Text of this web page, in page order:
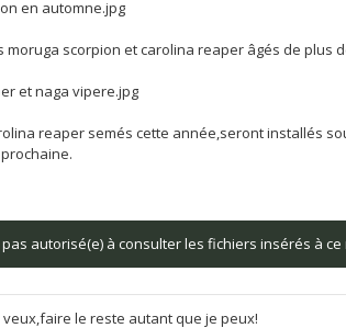
en automne.jpg
moruga scorpion et carolina reaper âgés de
et naga vipere.jpg
reaper semés cette année,seront installés
pas autorisé(e) à consulter les fichiers insérés à ce
le reste autant que je peux!